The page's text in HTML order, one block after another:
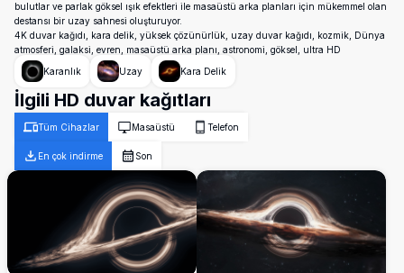
bulutlar ve parlak göksel ışık efektleri ile masaüstü arka planları için mükemmel olan
destansı bir uzay sahnesi oluşturuyor.
4K duvar kağıdı, kara delik, yüksek çözünürlük, uzay duvar kağıdı, kozmik, Dünya
atmosferi, galaksi, evren, masaüstü arka planı, astronomi, göksel, ultra HD
Karanlık
Uzay Kara Delik
İlgili HD duvar kağıtları
Tüm Cihazlar Masaüstü Telefon
En çok indirme Son